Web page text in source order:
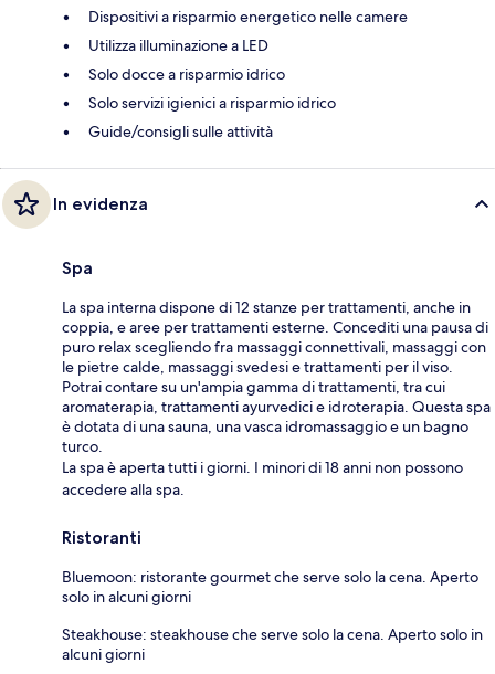
Dispositivi a risparmio energetico nelle camere
Utilizza illuminazione a LED
Solo docce a risparmio idrico
Solo servizi igienici a risparmio idrico
Guide/consigli sulle attività
In evidenza
Spa
La spa interna dispone di 12 stanze per trattamenti, anche in
coppia, e aree per trattamenti esterne. Concediti una pausa di
puro relax scegliendo fra massaggi connettivali, massaggi con
le pietre calde, massaggi svedesi e trattamenti per il viso.
Potrai contare su un'ampia gamma di trattamenti, tra cui
aromaterapia, trattamenti ayurvedici e idroterapia. Questa spa
è dotata di una sauna, una vasca idromassaggio e un bagno
turco.
La spa è aperta tutti i giorni. I minori di 18 anni non possono
accedere alla spa.
Ristoranti
Bluemoon: ristorante gourmet che serve solo la cena. Aperto
solo in alcuni giorni
Steakhouse: steakhouse che serve solo la cena. Aperto solo in
alcuni giorni